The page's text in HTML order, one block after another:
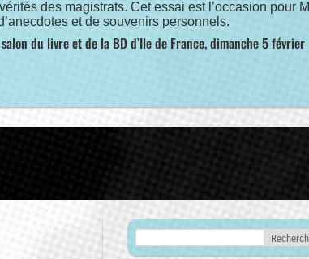
des magistrats. Cet essai est l’occasion pour M
et de souvenirs personnels.
du livre et de la BD d’Ile de France, dimanche 5 février